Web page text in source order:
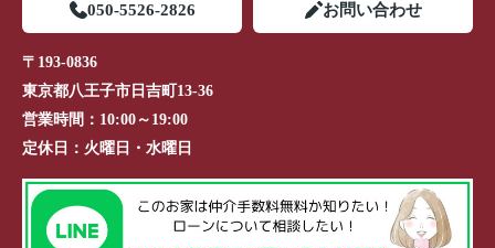
050-5526-2826 お問い合わせ
〒193-0836
東京都八王子市日吉町13-36
営業時間： 10:00～19:00
定休日： 火曜日・水曜日